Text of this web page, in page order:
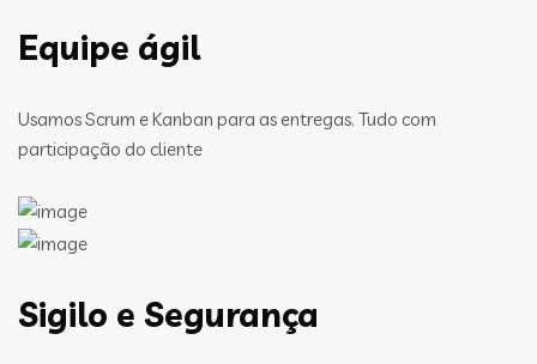
Equipe ágil
Usamos Scrum e Kanban para as entregas. Tudo com
participação do cliente
Sigilo e Segurança